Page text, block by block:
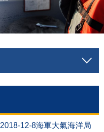
2018-12-8海軍大氣海洋局